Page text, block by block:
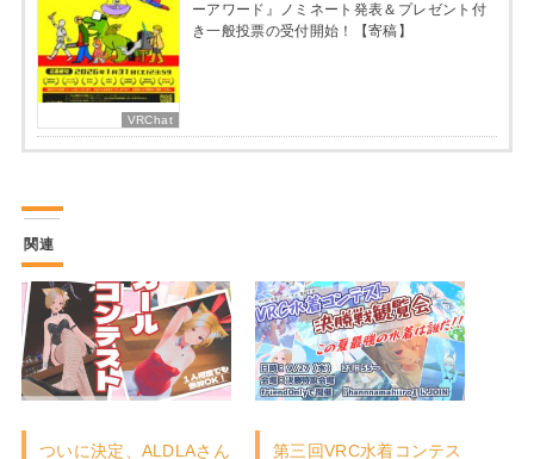
VRChat
ーアワード』ノミネート発表＆プレゼント付
き一般投票の受付開始！【寄稿】
関連
ついに決定、ALDLAさん 第三回VRC水着コンテス